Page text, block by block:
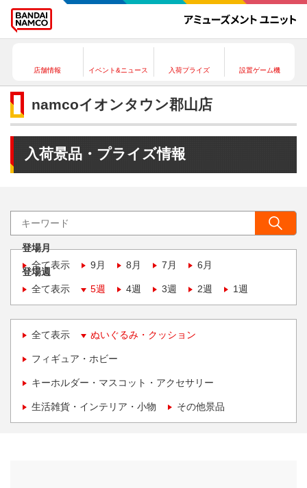
店舗情報 イベント&ニュース 入荷プライズ 設置ゲーム機
namcoイオンタウン郡山店
入荷景品・プライズ情報
登場月
全て表示
9月 8月 7月 6月
登場週
全て表示
5週 4週 3週 2週 1週
全て表示 ぬいぐるみ・クッション
フィギュア・ホビー
キーホルダー・マスコット・アクセサリー
生活雑貨・インテリア・小物 その他景品